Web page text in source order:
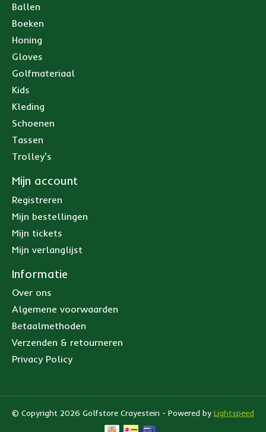
Ballen
Boeken
Honing
Gloves
Golfmateriaal
Kids
Kleding
Schoenen
Tassen
Trolley's
Mijn account
Registreren
Mijn bestellingen
Mijn tickets
Mijn verlanglijst
Informatie
Over ons
Algemene voorwaarden
Betaalmethoden
Verzenden & retourneren
Privacy Policy
© Copyright 2026 Golfstore Crayestein - Powered by Lightspeed